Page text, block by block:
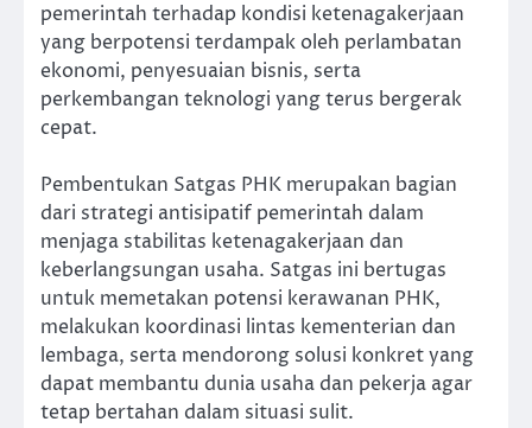
pemerintah terhadap kondisi ketenagakerjaan
yang berpotensi terdampak oleh perlambatan
ekonomi, penyesuaian bisnis, serta
perkembangan teknologi yang terus bergerak
cepat.
Pembentukan Satgas PHK merupakan bagian
dari strategi antisipatif pemerintah dalam
menjaga stabilitas ketenagakerjaan dan
keberlangsungan usaha. Satgas ini bertugas
untuk memetakan potensi kerawanan PHK,
melakukan koordinasi lintas kementerian dan
lembaga, serta mendorong solusi konkret yang
dapat membantu dunia usaha dan pekerja agar
tetap bertahan dalam situasi sulit.